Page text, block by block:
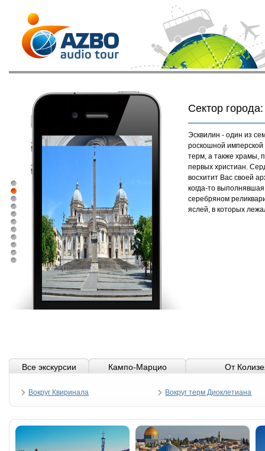
Сектор
Эсквилин - один из
роскошной имперской
терм, а также храмы,
первых христиан.
восхитит Вас своей
когда-то
серебряном
яслей, в которых
Все экскурсии Кампо-Марцио От
Вокруг Квиринала Вокруг терм Диоклетиана